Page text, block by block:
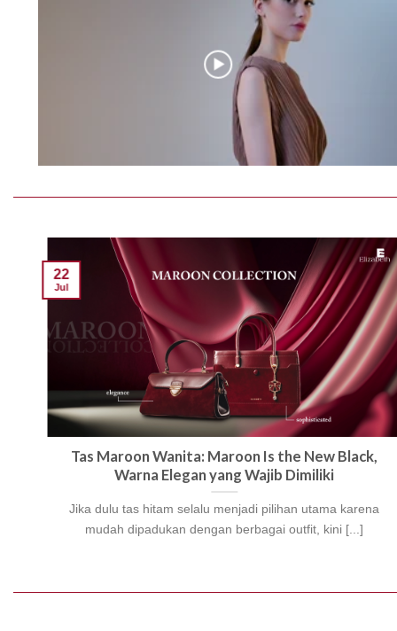
Tas Maroon Wanita: Maroon Is the New Black,
Warna Elegan yang Wajib Dimiliki
Jika dulu tas hitam selalu menjadi pilihan utama karena
mudah dipadukan dengan berbagai outfit, kini [...]
22
Jul